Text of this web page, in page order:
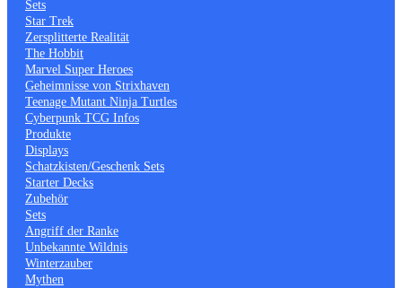
Sets
Star Trek
Zersplitterte Realität
The Hobbit
Marvel Super Heroes
Geheimnisse von Strixhaven
Teenage Mutant Ninja Turtles
Cyberpunk TCG Infos
Produkte
Displays
Schatzkisten/Geschenk Sets
Starter Decks
Zubehör
Sets
Angriff der Ranke
Unbekannte Wildnis
Winterzauber
Mythen